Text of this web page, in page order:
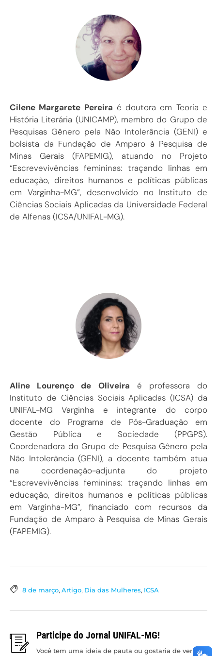
Cilene Margarete Pereira é doutora em Teoria e
História Literária (UNICAMP), membro do Grupo de
Pesquisas Gênero pela Não Intolerância (GENI) e
bolsista da Fundação de Amparo à Pesquisa de
Minas Gerais (FAPEMIG), atuando no Projeto
“Escrevevivências femininas: traçando linhas em
educação, direitos humanos e políticas públicas
em Varginha-MG”, desenvolvido no Instituto de
Ciências Sociais Aplicadas da Universidade Federal
de Alfenas (ICSA/UNIFAL-MG).
Aline Lourenço de Oliveira é professora do
Instituto de Ciências Sociais Aplicadas (ICSA) da
UNIFAL-MG Varginha e integrante do corpo
docente do Programa de Pós-Graduação em
Gestão Pública e Sociedade (PPGPS).
Coordenadora do Grupo de Pesquisa Gênero pela
Não Intolerância (GENI), a docente também atua
na coordenação-adjunta do projeto
“Escrevevivências femininas: traçando linhas em
educação, direitos humanos e políticas públicas
em Varginha-MG”, financiado com recursos da
Fundação de Amparo à Pesquisa de Minas Gerais
(FAPEMIG).
8 de março, Artigo, Dia das Mulheres, ICSA
Participe do Jornal UNIFAL-MG!
Você tem uma ideia de pauta ou gostaria de ver